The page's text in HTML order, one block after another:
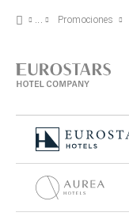
Promociones